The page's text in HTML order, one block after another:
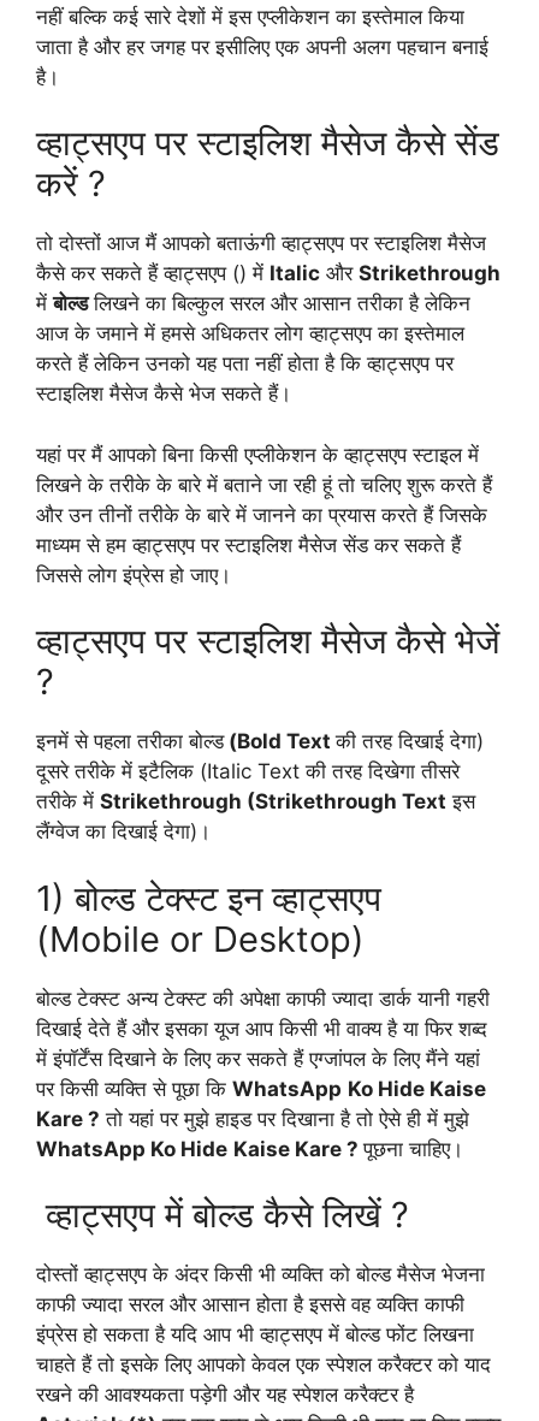
नहीं बल्कि कई सारे देशों में इस एप्लीकेशन का इस्तेमाल किया
जाता है और हर जगह पर इसीलिए एक अपनी अलग पहचान बनाई
है।
व्हाट्सएप पर स्टाइलिश मैसेज कैसे सेंड
करें ?
तो दोस्तों आज मैं आपको बताऊंगी व्हाट्सएप पर स्टाइलिश मैसेज
कैसे कर सकते हैं व्हाट्सएप () में Italic और Strikethrough
मेंबोल्डलिखने का बिल्कुल सरल और आसान तरीका है लेकिन
आज के जमाने में हमसे अधिकतर लोग व्हाट्सएप का इस्तेमाल
करते हैं लेकिन उनको यह पता नहीं होता है कि व्हाट्सएप पर
स्टाइलिश मैसेज कैसे भेज सकते हैं।
यहां पर मैं आपको बिना किसी एप्लीकेशन के व्हाट्सएप स्टाइल में
लिखने के तरीके के बारे में बताने जा रही हूं तो चलिए शुरू करते हैं
और उन तीनों तरीके के बारे में जानने का प्रयास करते हैं जिसके
माध्यम से हम व्हाट्सएप पर स्टाइलिश मैसेज सेंड कर सकते हैं
जिससे लोग इंप्रेस हो जाए।
व्हाट्सएप पर स्टाइलिश मैसेज कैसे भेजें
?
इनमें से पहला तरीका बोल्ड(Bold Textकी तरह दिखाई देगा)
दूसरे तरीके में इटैलिक (Italic Text की तरह दिखेगा तीसरे
तरीके में Strikethrough (Strikethrough Text इस
लैंग्वेज का दिखाई देगा)।
1) बोल्ड टेक्स्ट इन व्हाट्सएप
(Mobile or Desktop)
बोल्ड टेक्स्ट अन्य टेक्स्ट की अपेक्षा काफी ज्यादा डार्क यानी गहरी
दिखाई देते हैं और इसका यूज आप किसी भी वाक्य है या फिर शब्द
में इंपॉर्टेंस दिखाने के लिए कर सकते हैं एग्जांपल के लिए मैंने यहां
पर किसी व्यक्ति से पूछा कि WhatsApp Ko Hide Kaise
Kare ? तो यहां पर मुझे हाइड पर दिखाना है तो ऐसे ही में मुझे
WhatsApp Ko Hide Kaise Kare ?पूछना चाहिए।
व्हाट्सएप में बोल्ड कैसे लिखें ?
दोस्तों व्हाट्सएप के अंदर किसी भी व्यक्ति को बोल्ड मैसेज भेजना
काफी ज्यादा सरल और आसान होता है इससे वह व्यक्ति काफी
इंप्रेस हो सकता है यदि आप भी व्हाट्सएप में बोल्ड फोंट लिखना
चाहते हैं तो इसके लिए आपको केवल एक स्पेशल करैक्टर को याद
रखने की आवश्यकता पड़ेगी और यह स्पेशल करैक्टर है